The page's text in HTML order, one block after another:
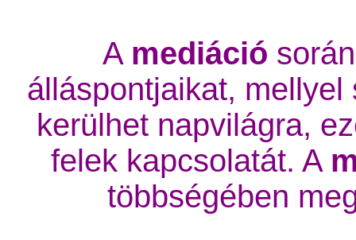
A mediáció
álláspontjaikat,
kerülhet napvilágra,
felek kapcsolatát. A
többségében